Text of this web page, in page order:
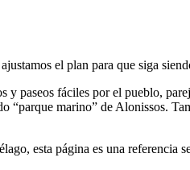
el plan para que siga
y paseos fáciles por el pueblo,
“parque marino” de Alonissos.
esta página es una referencia